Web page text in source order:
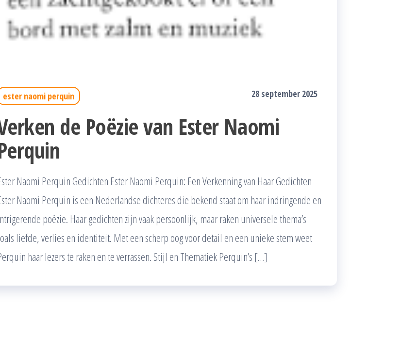
ester naomi perquin 28 september 2025
de Poëzie van Ester Naomi
Naomi Perquin Gedichten Ester Naomi Perquin: Een Verkenning van Haar Gedichten
Naomi Perquin is een Nederlandse dichteres die bekend staat om haar indringende en
poëzie. Haar gedichten zijn vaak persoonlijk, maar raken universele thema’s
liefde, verlies en identiteit. Met een scherp oog voor detail en een unieke stem weet
haar lezers te raken en te verrassen. Stijl en Thematiek Perquin’s […]